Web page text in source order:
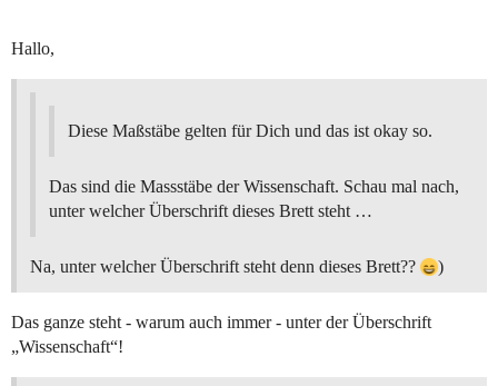
Hallo,
Diese Maßstäbe gelten für Dich und das ist okay so.
Das sind die Massstäbe der Wissenschaft. Schau mal nach,
unter welcher Überschrift dieses Brett steht …
Na, unter welcher Überschrift steht denn dieses Brett?? )
Das ganze steht - warum auch immer - unter der Überschrift
„Wissenschaft“!